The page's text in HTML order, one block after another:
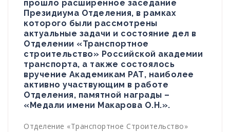
прошло расширенное заседание
Президиума Отделения, в рамках
которого были рассмотрены
актуальные задачи и состояние дел в
Отделении «Транспортное
строительство» Российской академии
транспорта, а также состоялось
вручение Академикам РАТ, наиболее
активно участвующим в работе
Отделения, памятной награды –
«Медали имени Макарова О.Н.».
Отделение «Транспортное Строительство»